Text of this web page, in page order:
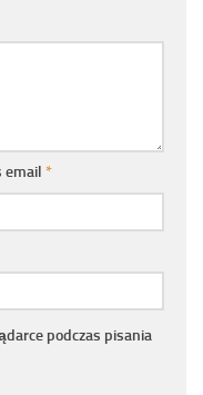
email *
podczas pisania